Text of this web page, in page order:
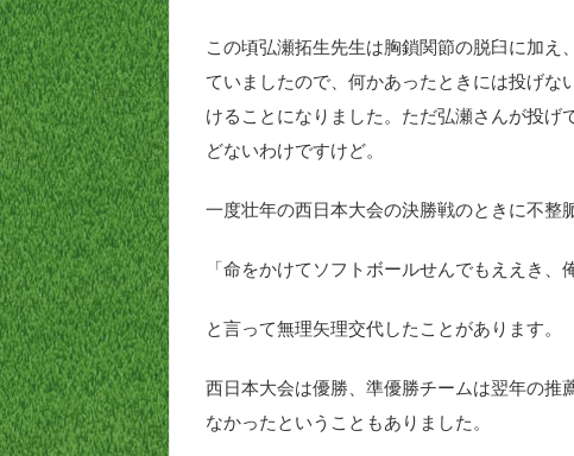
この頃弘瀬拓生先生は胸鎖関節の脱臼に加
ていましたので、何かあったときには投げな
けることになりました。ただ弘瀬さんが投げ
どないわけですけど。
一度壮年の西日本大会の決勝戦のときに不整
「命をかけてソフトボールせんでもええき、
と言って無理矢理交代したことがあります。
西日本大会は優勝、準優勝チームは翌年の推
なかったということもありました。